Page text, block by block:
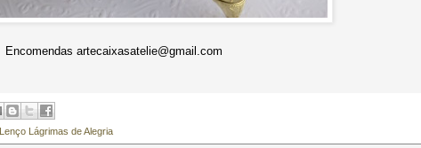
Encomendas artecaixasatelie@gmail.com
Lenço Lágrimas de Alegria